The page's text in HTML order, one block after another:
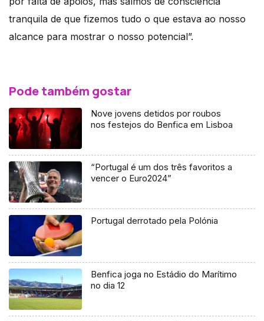
tranquila de que fizemos tudo o que estava ao nosso
alcance para mostrar o nosso potencial”.
Pode também gostar
Nove jovens detidos por roubos
nos festejos do Benfica em Lisboa
“Portugal é um dos três favoritos a
vencer o Euro2024”
Portugal derrotado pela Polónia
Benfica joga no Estádio do Marítimo
no dia 12